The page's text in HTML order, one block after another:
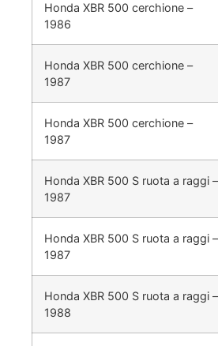
Honda XBR 500 cerchione –
1986
Honda XBR 500 cerchione –
1987
Honda XBR 500 cerchione –
1987
Honda XBR 500 S ruota a raggi –
1987
Honda XBR 500 S ruota a raggi –
1987
Honda XBR 500 S ruota a raggi –
1988